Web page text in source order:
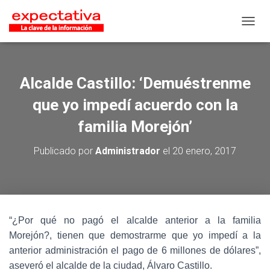
Alcalde Castillo: ‘Demuéstrenme
que yo impedí acuerdo con la
familia Morejón’
Publicado por Administrador el 20 enero, 2017
“¿Por qué no pagó el alcalde anterior a la familia
Morejón?, tienen que demostrarme que yo impedí a la
anterior administración el pago de 6 millones de dólares”,
aseveró el alcalde de la ciudad, Álvaro Castillo.